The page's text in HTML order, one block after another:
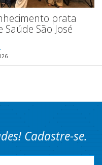
prata
Saúde São José
Cadastre-se.